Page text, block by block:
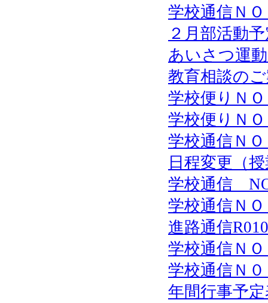
学校通信Ｎ
２月部活動
あいさつ運
教育相談の
学校便りＮ
学校便りＮ
学校通信Ｎ
日程変更（
学校通信
学校通信Ｎ
進路通信
学校通信Ｎ
学校通信Ｎ
年間行事予